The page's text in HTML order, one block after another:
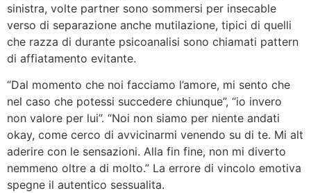
sinistra, volte partner sono sommersi per insecable
verso di separazione anche mutilazione, tipici di quelli
che razza di durante psicoanalisi sono chiamati pattern
di affiatamento evitante.
“Dal momento che noi facciamo l’amore, mi sento che
nel caso che potessi succedere chiunque”, “io invero
non valore per lui”. “Noi non siamo per niente andati
okay, come cerco di avvicinarmi venendo su di te. Mi alt
aderire con le sensazioni. Alla fin fine, non mi diverto
nemmeno oltre a di molto.” La errore di vincolo emotiva
spegne il autentico sessualita.